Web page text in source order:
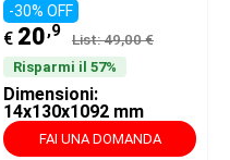
-30% OFF
€ 20,9 List: 49,00 €
Risparmi il 57%
Dimensioni:
14x130x1092 mm
FAI UNA DOMANDA